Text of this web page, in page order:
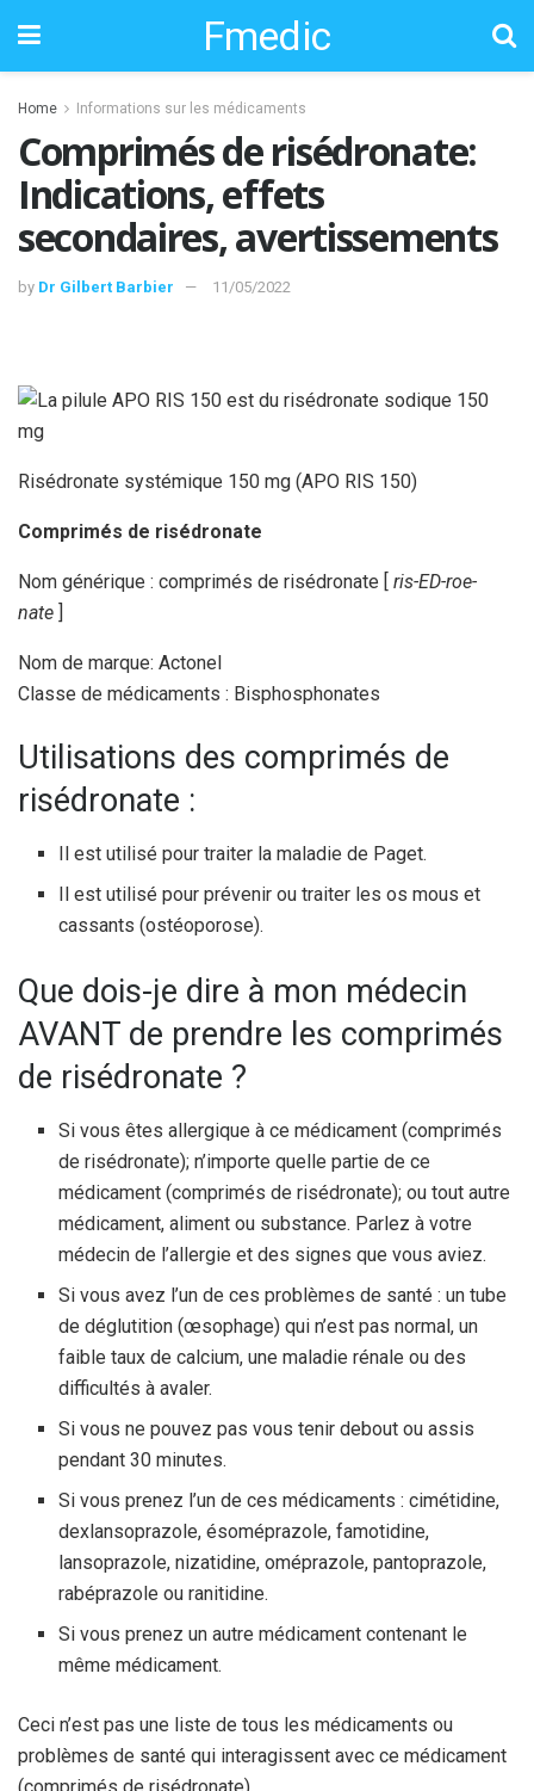
Fmedic
Home Informations sur les médicaments
Comprimés de risédronate:
Indications, effets
secondaires, avertissements
by Dr Gilbert Barbier 11/05/2022
Risédronate systémique 150 mg (APO RIS 150)
Comprimés de risédronate
Nom générique : comprimés de risédronate [ ris-ED-roe-
nate ]
Nom de marque: Actonel
Classe de médicaments : Bisphosphonates
Utilisations des comprimés de
risédronate :
Il est utilisé pour traiter la maladie de Paget.
Il est utilisé pour prévenir ou traiter les os mous et
cassants (ostéoporose).
Que dois-je dire à mon médecin
AVANT de prendre les comprimés
de risédronate ?
Si vous êtes allergique à ce médicament (comprimés
de risédronate); n’importe quelle partie de ce
médicament (comprimés de risédronate); ou tout autre
médicament, aliment ou substance. Parlez à votre
médecin de l’allergie et des signes que vous aviez.
Si vous avez l’un de ces problèmes de santé : un tube
de déglutition (œsophage) qui n’est pas normal, un
faible taux de calcium, une maladie rénale ou des
difficultés à avaler.
Si vous ne pouvez pas vous tenir debout ou assis
pendant 30 minutes.
Si vous prenez l’un de ces médicaments : cimétidine,
dexlansoprazole, ésoméprazole, famotidine,
lansoprazole, nizatidine, oméprazole, pantoprazole,
rabéprazole ou ranitidine.
Si vous prenez un autre médicament contenant le
même médicament.
Ceci n’est pas une liste de tous les médicaments ou
problèmes de santé qui interagissent avec ce médicament
(comprimés de risédronate).